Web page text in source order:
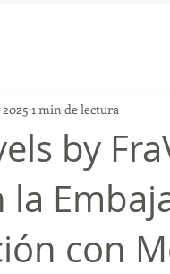
by
la
con
1 min de lectura